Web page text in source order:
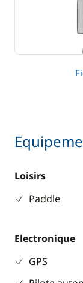
Loisirs
Paddle
Electronique
GPS